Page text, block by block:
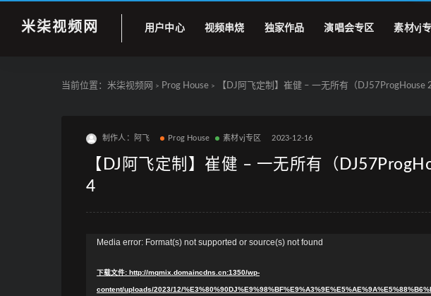
米柒视频网 用户中心 视频串烧 独家作品 演唱会专区 素材vj
当前位置： 米柒视频网 > Prog House > 【DJ阿飞定制】崔健 – 一无所有（DJ57ProgHouse
制作人：阿飞 Prog House 素材vj专区 2023-12-16
【DJ阿飞定制】崔健 – 一无所有（
4
Media error: Format(s) not supported or source(s) not found
下载文件: http://mqmix.domaincdns.cn:1350/wp-
content/uploads/2023/12/